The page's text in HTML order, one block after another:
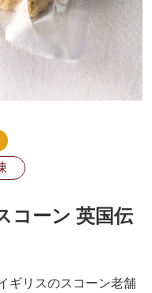
コーン 英国伝
ギリスのスコーン老舗